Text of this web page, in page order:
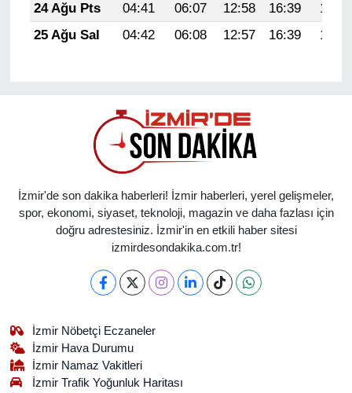
24 Ağu Pts
04:41 06:07 12:58 16:39
19:38
25 Ağu Sal
04:42 06:08 12:57 16:39 19:37
İzmir'de son dakika haberleri! İzmir haberleri, yerel gelişmeler,
spor, ekonomi, siyaset, teknoloji, magazin ve daha fazlası için
doğru adrestesiniz. İzmir'in en etkili haber sitesi
izmirdesondakika.com.tr!
İzmir Nöbetçi Eczaneler
İzmir Hava Durumu
İzmir Namaz Vakitleri
İzmir Trafik Yoğunluk Haritası